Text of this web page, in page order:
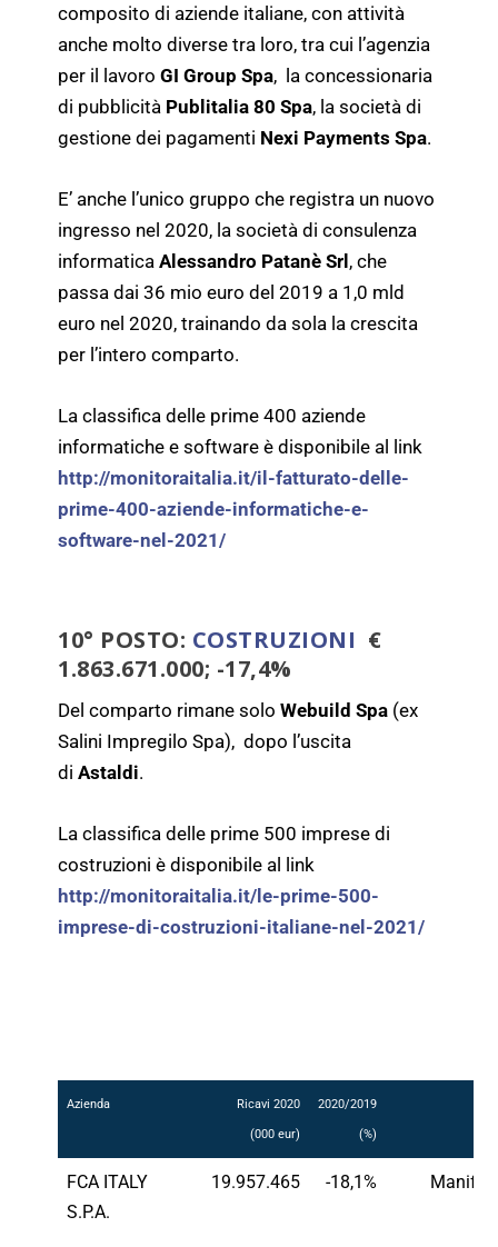
composito di aziende italiane, con attività
anche molto diverse tra loro, tra cui l’agenzia
per il lavoroGI Group Spa, la concessionaria
di pubblicità Publitalia 80 Spa, la società di
gestione dei pagamenti Nexi Payments Spa.
E’ anche l’unico gruppo che registra un nuovo
ingresso nel 2020, la società di consulenza
informaticaAlessandro Patanè Srl, che
passa dai 36 mio euro del 2019 a 1,0 mld
euro nel 2020, trainando da sola la crescita
per l’intero comparto.
La classifica delle prime 400 aziende
informatiche e software è disponibile al link
http://monitoraitalia.it/il-fatturato-delle-
prime-400-aziende-informatiche-e-
software-nel-2021/
10° POSTO: COSTRUZIONI €
1.863.671.000; -17,4%
Del comparto rimane soloWebuild Spa (ex
Salini Impregilo Spa), dopo l’uscita
diAstaldi.
La classifica delle prime 500 imprese di
costruzioni è disponibile al link
http://monitoraitalia.it/le-prime-500-
imprese-di-costruzioni-italiane-nel-2021/
Azienda Ricavi 2020
(000 eur)
2020/2019
(%)
FCA ITALY
S.P.A.
19.957.465 -18,1%